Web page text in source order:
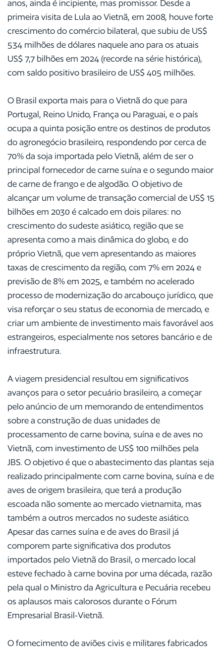
anos, ainda é incipiente, mas promissor. Desde a
primeira visita de Lula ao Vietnã, em 2008, houve forte
crescimento do comércio bilateral, que subiu de US$
534 milhões de dólares naquele ano para os atuais
US$ 7,7 bilhões em 2024 (recorde na série histórica),
com saldo positivo brasileiro de US$ 405 milhões.
O Brasil exporta mais para o Vietnã do que para
Portugal, Reino Unido, França ou Paraguai, e o país
ocupa a quinta posição entre os destinos de produtos
do agronegócio brasileiro, respondendo por cerca de
70% da soja importada pelo Vietnã, além de ser o
principal fornecedor de carne suína e o segundo maior
de carne de frango e de algodão. O objetivo de
alcançar um volume de transação comercial de US$ 15
bilhões em 2030 é calcado em dois pilares: no
crescimento do sudeste asiático, região que se
apresenta como a mais dinâmica do globo, e do
próprio Vietnã, que vem apresentando as maiores
taxas de crescimento da região, com 7% em 2024 e
previsão de 8% em 2025, e também no acelerado
processo de modernização do arcabouço jurídico, que
visa reforçar o seu status de economia de mercado, e
criar um ambiente de investimento mais favorável aos
estrangeiros, especialmente nos setores bancário e de
infraestrutura.
A viagem presidencial resultou em significativos
avanços para o setor pecuário brasileiro, a começar
pelo anúncio de um memorando de entendimentos
sobre a construção de duas unidades de
processamento de carne bovina, suína e de aves no
Vietnã, com investimento de US$ 100 milhões pela
JBS. O objetivo é que o abastecimento das plantas seja
realizado principalmente com carne bovina, suína e de
aves de origem brasileira, que terá a produção
escoada não somente ao mercado vietnamita, mas
também a outros mercados no sudeste asiático.
Apesar das carnes suína e de aves do Brasil já
comporem parte significativa dos produtos
importados pelo Vietnã do Brasil, o mercado local
esteve fechado à carne bovina por uma década, razão
pela qual o Ministro da Agricultura e Pecuária recebeu
os aplausos mais calorosos durante o Fórum
Empresarial Brasil-Vietnã.
O fornecimento de aviões civis e militares fabricados